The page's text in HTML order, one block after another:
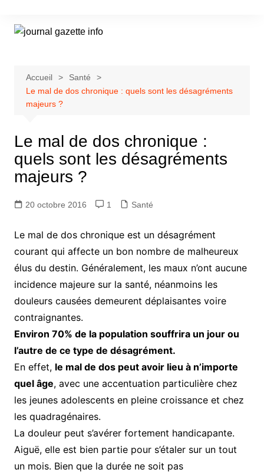
contenu
Accueil
Santé
Le mal de dos chronique : quels sont les désagréments
majeurs ?
Le mal de dos chronique :
quels sont les désagréments
majeurs ?
20 octobre 2016 1 Santé
Le mal de dos chronique est un désagrément
courant qui affecte un bon nombre de malheureux
élus du destin. Généralement, les maux n’ont aucune
incidence majeure sur la santé, néanmoins les
douleurs causées demeurent déplaisantes voire
contraignantes.
Environ 70% de la population souffrira un jour ou
l’autre de ce type de désagrément.
En effet, le mal de dos peut avoir lieu à n’importe
quel âge, avec une accentuation particulière chez
les jeunes adolescents en pleine croissance et chez
les quadragénaires.
La douleur peut s’avérer fortement handicapante.
Aiguë, elle est bien partie pour s’étaler sur un tout
un mois. Bien que la durée ne soit pas